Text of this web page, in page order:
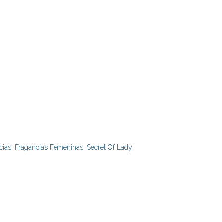
, Fragancias Femeninas, Secret Of Lady